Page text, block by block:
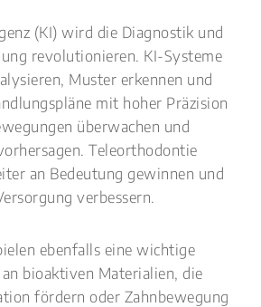
(KI) wird die Diagnostik und
revolutionieren. KI-Systeme
Muster erkennen und
mit hoher Präzision
überwachen und
Teleorthodontie
an Bedeutung gewinnen und
verbessern.
ebenfalls eine wichtige
bioaktiven Materialien, die
fördern oder Zahnbewegung